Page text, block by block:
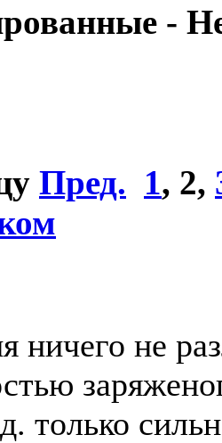
-
Пред. 1, 2,
ничего не
только